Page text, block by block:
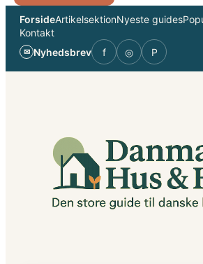
Spring
indhold
ForsideArtikelsektionNyeste guides
Kontakt
✉ Nyhedsbrev f ◎ P